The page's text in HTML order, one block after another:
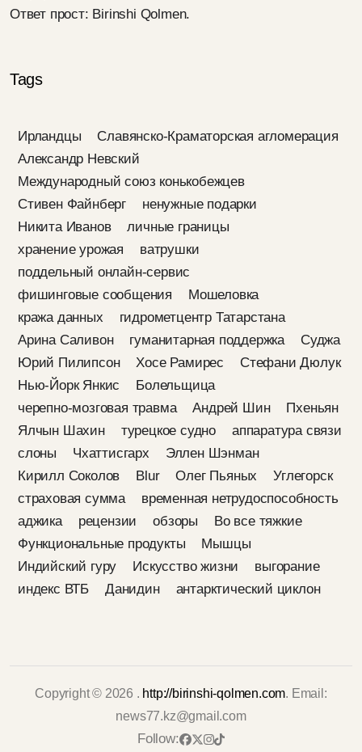
Ответ прост: Birinshi Qolmen.
Tags
Ирландцы
Славянско-Краматорская агломерация
Александр Невский
Международный союз конькобежцев
Стивен Файнберг
ненужные подарки
Никита Иванов
личные границы
хранение урожая
ватрушки
поддельный онлайн-сервис
фишинговые сообщения
Мошеловка
кража данных
гидрометцентр Татарстана
Арина Саливон
гуманитарная поддержка
Суджа
Юрий Пилипсон
Хосе Рамирес
Стефани Дюлук
Нью-Йорк Янкис
Болельщица
черепно-мозговая травма
Андрей Шин
Пхеньян
Ялчын Шахин
турецкое судно
аппаратура связи
слоны
Чхаттисгарх
Эллен Шэнман
Кирилл Соколов
Blur Олег Пьяных
Углегорск
страховая сумма
временная нетрудоспособность
аджика
рецензии обзоры
Во все тяжкие
Функциональные продукты
Мышцы
Индийский гуру
Искусство жизни
выгорание
индекс ВТБ
Данидин антарктический циклон
Copyright © 2026 . http://birinshi-qolmen.com. Email:
news77.kz@gmail.com
Follow: